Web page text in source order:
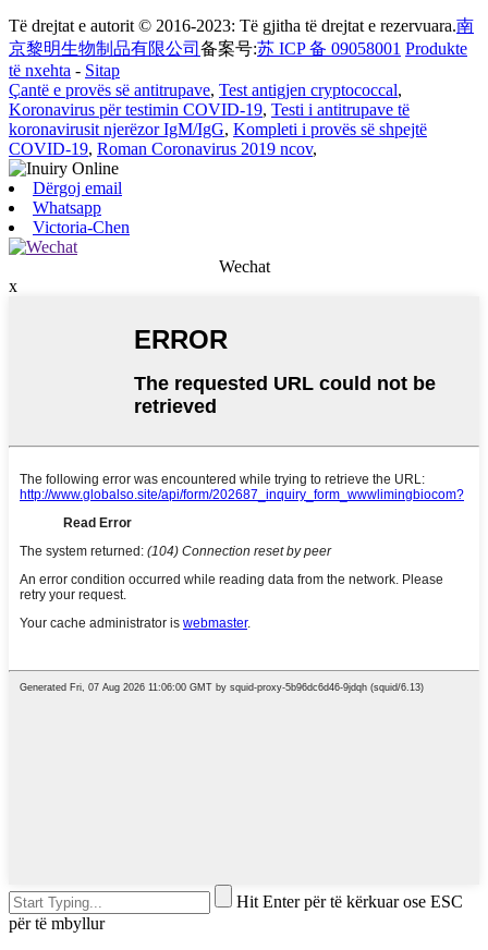
Të drejtat e autorit © 2016-2023: Të gjitha të drejtat e rezervuara.南
京黎明生物制品有限公司 备案号:苏 ICP 备 09058001 Produkte
të nxehta - Sitap
Çantë e provës së antitrupave, Test antigjen cryptococcal,
Koronavirus për testimin COVID-19, Testi i antitrupave të
koronavirusit njerëzor IgM/IgG, Kompleti i provës së shpejtë
COVID-19, Roman Coronavirus 2019 ncov,
Dërgoj email
Whatsapp
Victoria-Chen
Wechat
x
Hit Enter për të kërkuar ose ESC
për të mbyllur